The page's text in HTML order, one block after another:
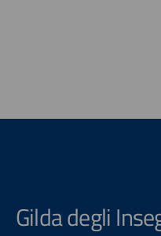
Gilda degli